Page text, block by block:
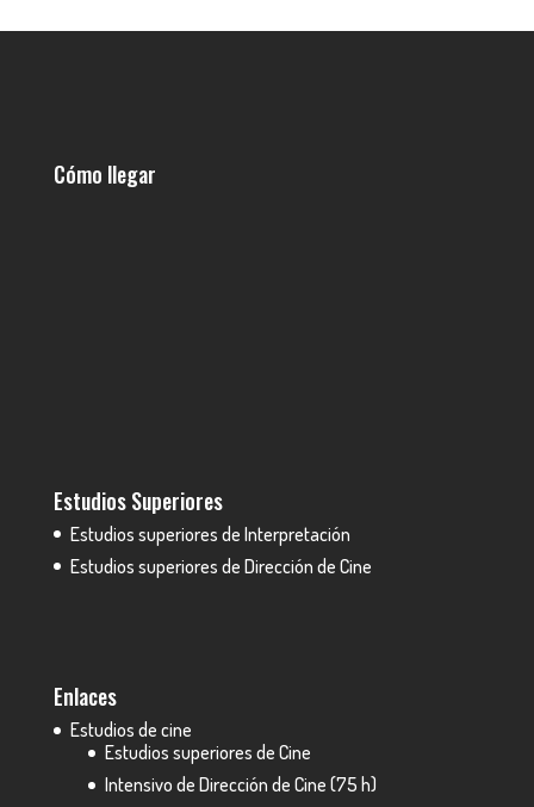
Cómo llegar
Estudios Superiores
Estudios superiores de Interpretación
Estudios superiores de Dirección de Cine
Enlaces
Estudios de cine
Estudios superiores de Cine
Intensivo de Dirección de Cine (75 h)